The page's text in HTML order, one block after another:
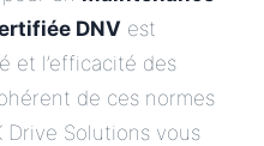
DNV est
et l’efficacité des
de ces normes
Drive Solutions vous